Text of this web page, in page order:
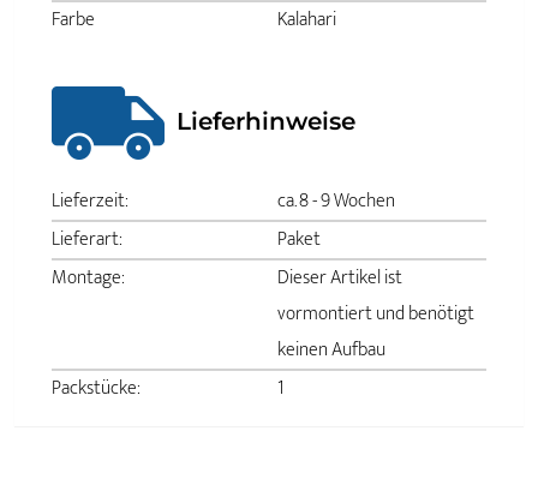
Farbe
Kalahari
Lieferhinweise
Lieferzeit:
ca. 8 - 9 Wochen
Lieferart:
Paket
Montage:
Dieser Artikel ist
vormontiert und benötigt
keinen Aufbau
Packstücke:
1